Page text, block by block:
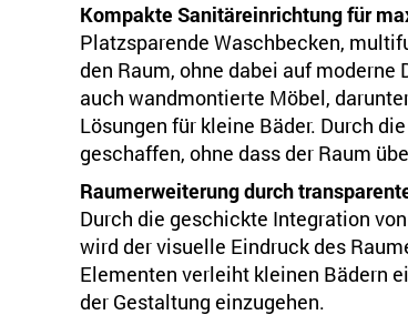
Kompakte Sanitäreinrichtung für
Platzsparende Waschbecken,
den Raum, ohne dabei auf
auch wandmontierte Möbel,
Lösungen für kleine Bäder. Durch
geschaffen, ohne dass der Raum
Raumerweiterung durch
Durch die geschickte Integration
wird der visuelle Eindruck des
Elementen verleiht kleinen Bädern
der Gestaltung einzugehen.